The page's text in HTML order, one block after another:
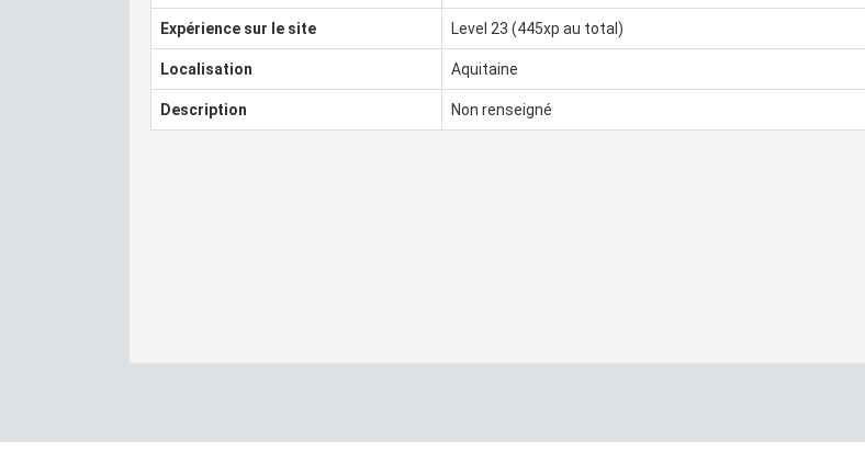
Expérience sur le site Level 23 (445xp au total)
Localisation Aquitaine
Description Non renseigné